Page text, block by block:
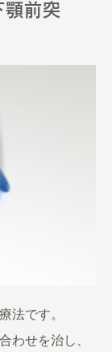
顎前突
法です。
わせを治し、